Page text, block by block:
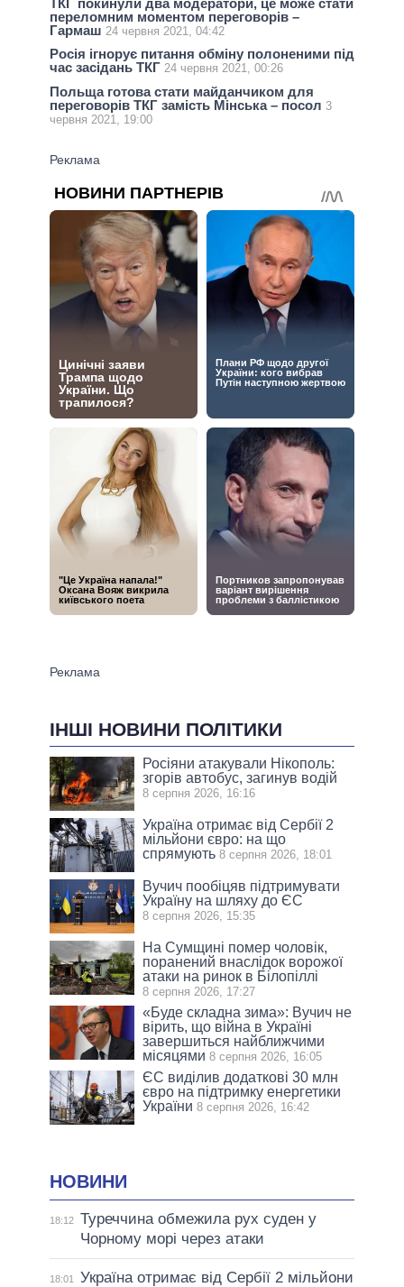
ТКГ покинули два модератори, це може стати
переломним моментом переговорів –
Гармаш 24 червня 2021, 04:42
Росія ігнорує питання обміну полоненими під
час засідань ТКГ 24 червня 2021, 00:26
Польща готова стати майданчиком для
переговорів ТКГ замість Мінська – посол 3
червня 2021, 19:00
ІНШІ НОВИНИ ПОЛІТИКИ
Росіяни атакували Нікополь:
згорів автобус, загинув водій
8 серпня 2026, 16:16
Україна отримає від Сербії 2
мільйони євро: на що
спрямують 8 серпня 2026, 18:01
Вучич пообіцяв підтримувати
Україну на шляху до ЄС
8 серпня 2026, 15:35
На Сумщині помер чоловік,
поранений внаслідок ворожої
атаки на ринок в Білопіллі
8 серпня 2026, 17:27
«Буде складна зима»: Вучич не
вірить, що війна в Україні
завершиться найближчими
місяцями 8 серпня 2026, 16:05
ЄС виділив додаткові 30 млн
євро на підтримку енергетики
України 8 серпня 2026, 16:42
НОВИНИ
18:12 Туреччина обмежила рух суден у
Чорному морі через атаки
18:01
Україна отримає від Сербії 2 мільйони